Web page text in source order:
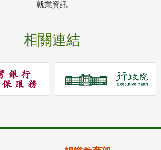
就業資訊
相關連結